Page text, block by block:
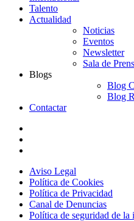
Talento
Actualidad
Noticias
Eventos
Newsletter
Sala de
Blogs
Blog
Blog
Contactar
Aviso Legal
Política de Cookies
Política de Privacidad
Canal de Denuncias
Política de seguridad de la